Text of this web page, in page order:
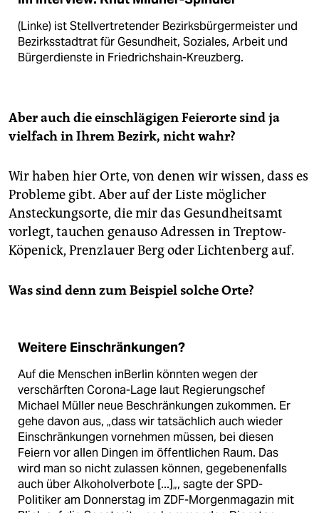
(Linke) ist Stellvertretender Bezirksbürgermeister und
Bezirksstadtrat für Gesundheit, Soziales, Arbeit und
Bürgerdienste in Friedrichshain-Kreuzberg.
Aber auch die einschlägigen Feierorte sind ja
vielfach in Ihrem Bezirk, nicht wahr?
Wir haben hier Orte, von denen wir wissen, dass es
Probleme gibt. Aber auf der Liste möglicher
Ansteckungsorte, die mir das Gesundheitsamt
vorlegt, tauchen genauso Adressen in Treptow-
Köpenick, Prenzlauer Berg oder Lichtenberg auf.
Was sind denn zum Beispiel solche Orte?
Weitere Einschränkungen?
Auf die Menschen inBerlin könnten wegen der
verschärften Corona-Lage laut Regierungschef
Michael Müller neue Beschränkungen zukommen. Er
gehe davon aus, „dass wir tatsächlich auch wieder
Einschränkungen vornehmen müssen, bei diesen
Feiern vor allen Dingen im öffentlichen Raum. Das
wird man so nicht zulassen können, gegebenenfalls
auch über Alkoholverbote [...]„, sagte der SPD-
Politiker am Donnerstag im ZDF-Morgenmagazin mit